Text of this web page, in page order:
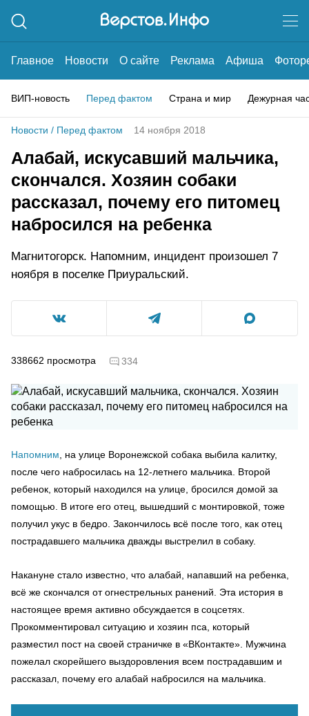
Главное Новости О сайте Реклама Афиша
ВИП-новость Перед фактом Страна и мир Дежурная
Новости / Перед фактом 14 ноября 2018
Алабай, искусавший мальчика,
скончался. Хозяин собаки
рассказал, почему его питомец
набросился на ребенка
Магнитогорск. Напомним, инцидент произошел 7
ноября в поселке Приуральский.
338662 просмотра 334
Напомним , на улице Воронежской собака выбила калитку,
после чего набросилась на 12-летнего мальчика. Второй
ребенок, который находился на улице, бросился домой за
помощью. В итоге его отец, вышедший с монтировкой, тоже
получил укус в бедро. Закончилось всё после того, как отец
пострадавшего мальчика дважды выстрелил в собаку.
Накануне стало известно, что алабай, напавший на ребенка,
всё же скончался от огнестрельных ранений. Эта история в
настоящее время активно обсуждается в соцсетях.
Прокомментировал ситуацию и хозяин пса, который
разместил пост на своей страничке в «ВКонтакте». Мужчина
пожелал скорейшего выздоровления всем пострадавшим и
рассказал, почему его алабай набросился на мальчика.